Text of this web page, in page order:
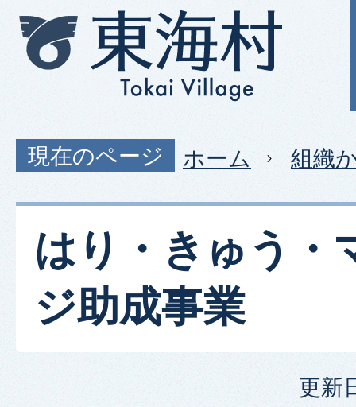
現在のページ ホーム 組織
はり・きゅう・
ジ助成事業
更新